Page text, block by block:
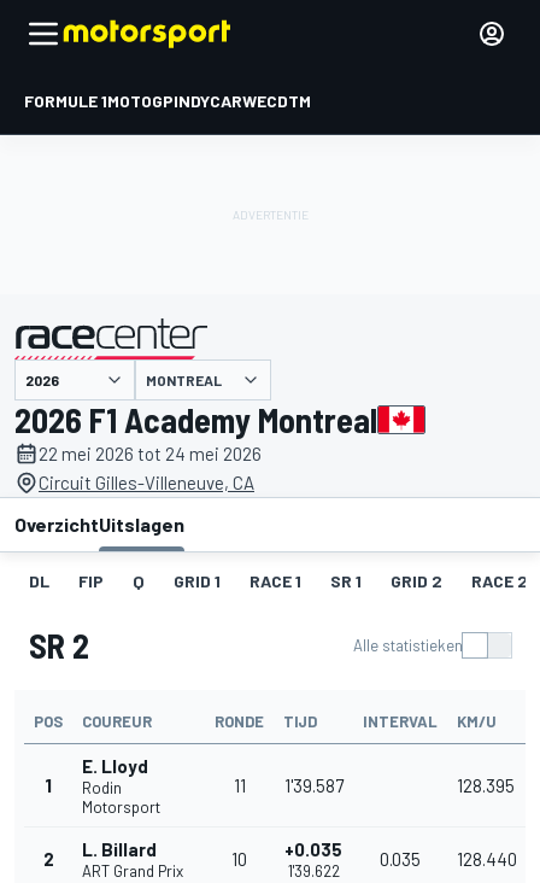
FORMULE 1MOTOGPINDYCARWECDTM
gepresenteerd door MONTREAL
2026 F1 Academy Montreal
22 mei 2026 tot 24 mei 2026
Circuit Gilles-Villeneuve, CA
OverzichtUitslagen
DL FIP Q GRID 1 RACE 1 SR 1 GRID 2 RACE 2
SR 2 Alle statistieken
POS COUREUR RONDE TIJD INTERVAL KM/U
1
E. Lloyd
Rodin
Motorsport
11 1'39.587 128.395
2 L. Billard
ART Grand Prix
10 +0.035
1'39.622
0.035 128.440